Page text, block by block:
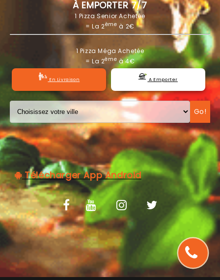
NOTRE RESTAURANT
VOS AVIS
MENTIONS LÉGALES
À EMPORTER 7/7
1 Pizza Senior Achetée
= La 2ème à 2€
1 Pizza Méga Achetée
= La 2èmeà 4€
En Livraison A Emporter
Go!
Télécharger App Android